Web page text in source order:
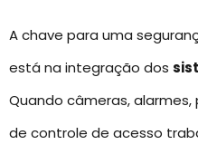
A chave para uma
está na integração dos
Quando câmeras,
de controle de acesso